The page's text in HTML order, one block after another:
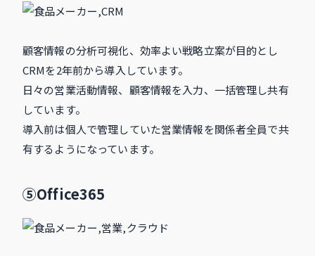
顧客情報の分析可視化、効率よい戦略立案が目的とし
CRMを2年前から導入しています。
日々の営業活動情報、顧客情報を入力、一括管理し共有
しています。
導入前は個人で管理していた営業情報を関係者全員で共
有するようになっています。
⑤Office365